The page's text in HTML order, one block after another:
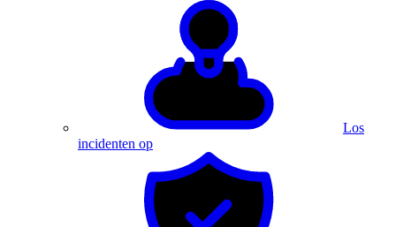
Los
incidenten op